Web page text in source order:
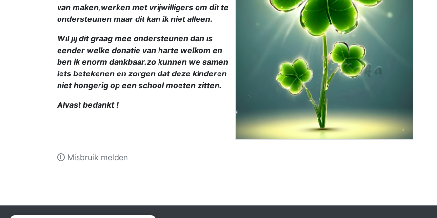
van maken,werken met vrijwilligers om dit te
ondersteunen maar dit kan ik niet alleen.
Wil jij dit graag mee ondersteunen dan is
eender welke donatie van harte welkom en
ben ik enorm dankbaar.zo kunnen we samen
iets betekenen en zorgen dat deze kinderen
niet hongerig op een school moeten zitten.
Alvast bedankt !
Misbruik melden